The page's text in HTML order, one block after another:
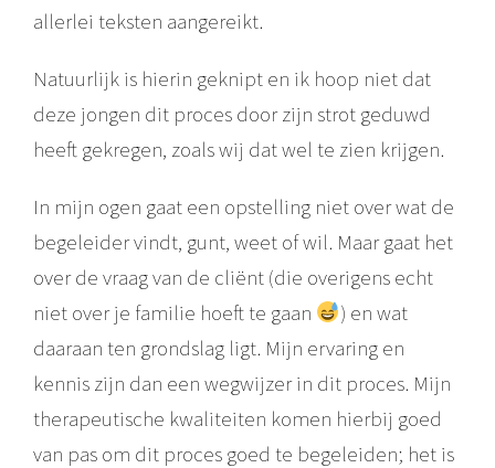
allerlei teksten aangereikt.
Natuurlijk is hierin geknipt en ik hoop niet dat
deze jongen dit proces door zijn strot geduwd
heeft gekregen, zoals wij dat wel te zien krijgen.
In mijn ogen gaat een opstelling niet over wat de
begeleider vindt, gunt, weet of wil. Maar gaat het
over de vraag van de cliënt (die overigens echt
niet over je familie hoeft te gaan
) en wat
daaraan ten grondslag ligt. Mijn ervaring en
kennis zijn dan een wegwijzer in dit proces. Mijn
therapeutische kwaliteiten komen hierbij goed
van pas om dit proces goed te begeleiden; het is